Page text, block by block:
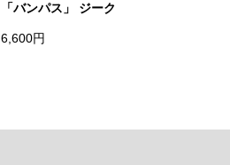
「バンパス」 ジーク
6,600円